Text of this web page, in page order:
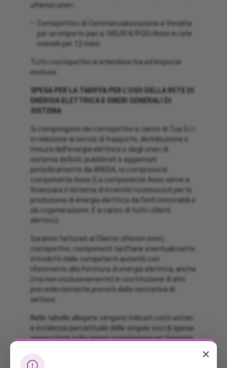
×
ulteriori oneri:
Corrispettivo di Commercializzazione e Vendita
per un importo pari a 180,00 €/POD/Anno in rate
mensili per 12 mesi.
Tutti i corrispettivi si intendono Iva ed Imposte
escluse.
SPESA PER LA TARIFFA PER L’USO DELLA RETE DI
ENERGIA ELETTRICA E ONERI GENERALI DI
SISTEMA
Si compongono dei corrispettivi a carico di Tua S.r.l.
in relazione ai servizi di trasporto, distribuzione e
misura dell’energia elettrica e degli oneri di
sistema definiti, pubblicati e aggiornati
periodicamente da ARERA, ivi compresa la
componente Asos (La componente Asos serve a
finanziare il sistema di incentivi riconosciuti per la
produzione di energia elettrica da fonti rinnovabili e
da cogenerazione. É a carico di tutti i clienti
elettrici).
Saranno fatturati al Cliente ulteriori oneri,
corrispettivi, componenti tariffarie eventualmente
introdotti dalle competenti autorità con
riferimento alla fornitura di energia elettrica, anche
(ma non esclusivamente) in sostituzione di altri
precedentemente previsti dalla normativa di
settore.
Nelle tabelle allegate vengono indicati costi unitari
e incidenza percentuale delle singole voci di spesa
sopra citate sulla spesa complessiva per l’energia
Domestico di cui viene tracciato il profilo in termini